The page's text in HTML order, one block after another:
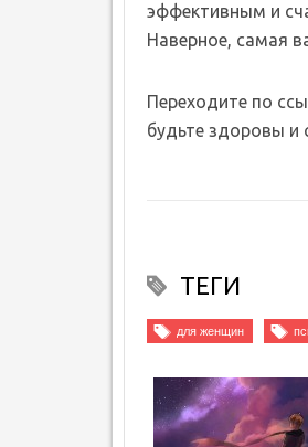
эффективным и
Наверное, самая
Переходите по
будьте здоровы и
ТЕГИ
для женщин